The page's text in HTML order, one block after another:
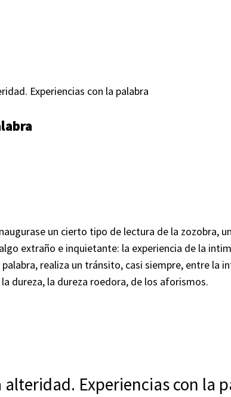
Experiencias con la palabra
un cierto tipo de lectura de la
extraño e inquietante: la experiencia de la
realiza un tránsito, casi siempre, entre
dureza, la dureza roedora, de los aforismos.
Experiencias con la